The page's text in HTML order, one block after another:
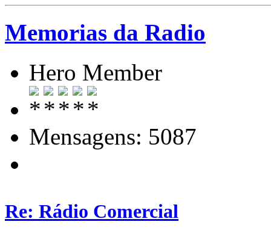
Memorias da Radio
Hero Member
Mensagens: 5087
Re: Rádio Comercial